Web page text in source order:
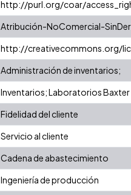
http://purl.org/coar/
Atribución-NoComercial-
http://creativecommons.org/
Administración de inventarios;
Inventarios; Laboratorios Baxter
Fidelidad del cliente
Servicio al cliente
Cadena de abastecimiento
Ingeniería de producción